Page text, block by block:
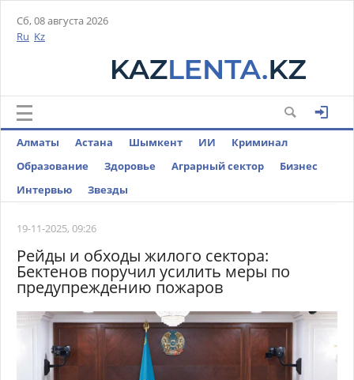
Сб, 08 августа 2026
Ru Kz
Алматы Астана Шымкент ИИ
Криминал
Образование
Здоровье Аграрный сектор
Бизнес
Интервью
Звезды
19-11-2025, 09:26
Рейды и обходы жилого сектора:
Бектенов поручил усилить меры по
предупреждению пожаров